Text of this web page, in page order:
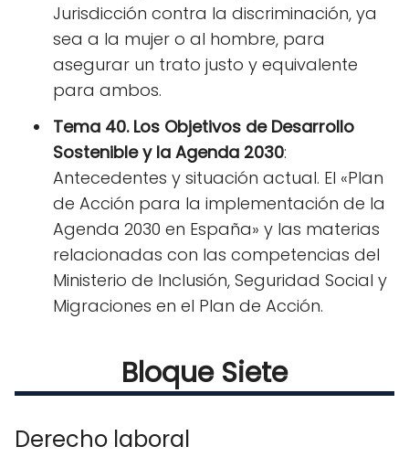
Jurisdicción contra la discriminación, ya
sea a la mujer o al hombre, para
asegurar un trato justo y equivalente
para ambos.
Tema 40. Los Objetivos de Desarrollo
Sostenible y la Agenda 2030:
Antecedentes y situación actual. El «Plan
de Acción para la implementación de la
Agenda 2030 en España» y las materias
relacionadas con las competencias del
Ministerio de Inclusión, Seguridad Social y
Migraciones en el Plan de Acción.
Bloque Siete
Derecho laboral